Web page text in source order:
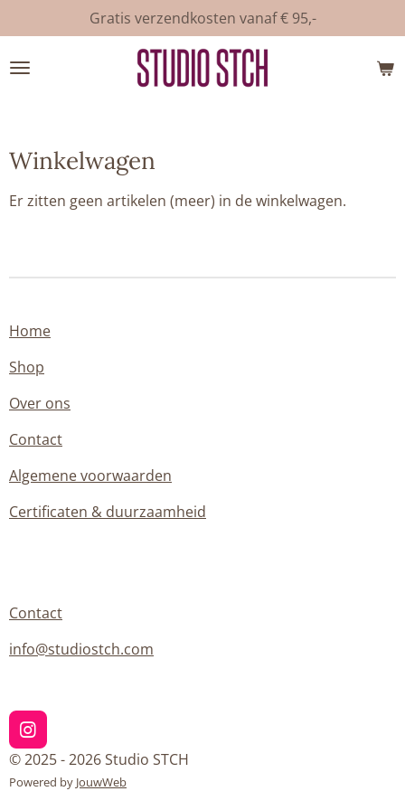
direct
naar
Gratis verzendkosten vanaf € 95,-
Winkelwagen
Er zitten geen artikelen (meer) in de winkelwagen.
Home
Shop
Over ons
Contact
Algemene voorwaarden
Certificaten & duurzaamheid
Contact
info@studiostch.com
I
n
s
t
© 2025 - 2026 Studio STCH
Powered by JouwWeb